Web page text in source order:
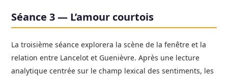
Séance 3 — L’amour courtois
La troisième séance explorera la scène de la fenêtre et la
relation entre Lancelot et Guenièvre. Après une lecture
analytique centrée sur le champ lexical des sentiments, les